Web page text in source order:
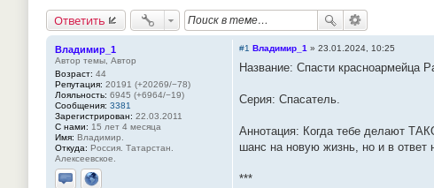
Ответить
Владимир_1
Автор темы, Автор
Возраст: 44
Репутация: 20191 (+20269/−78)
Лояльность: 6945 (+6964/−19)
Сообщения: 3381
Зарегистрирован: 22.03.2011
С нами: 15 лет 4 месяца
Имя: Владимир.
Откуда: Россия. Татарстан.
Алексеевское.
#1 Владимир_1 » 23.01.2024, 10:25
Название: Спасти красноармейца
Серия: Спасатель.
Аннотация: Когда тебе делают
шанс на новую жизнь, но и в ответ
***